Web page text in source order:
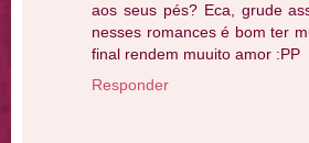
aos seus pés? Eca, grude
nesses romances é bom ter
final rendem muuito amor :PP
Responder